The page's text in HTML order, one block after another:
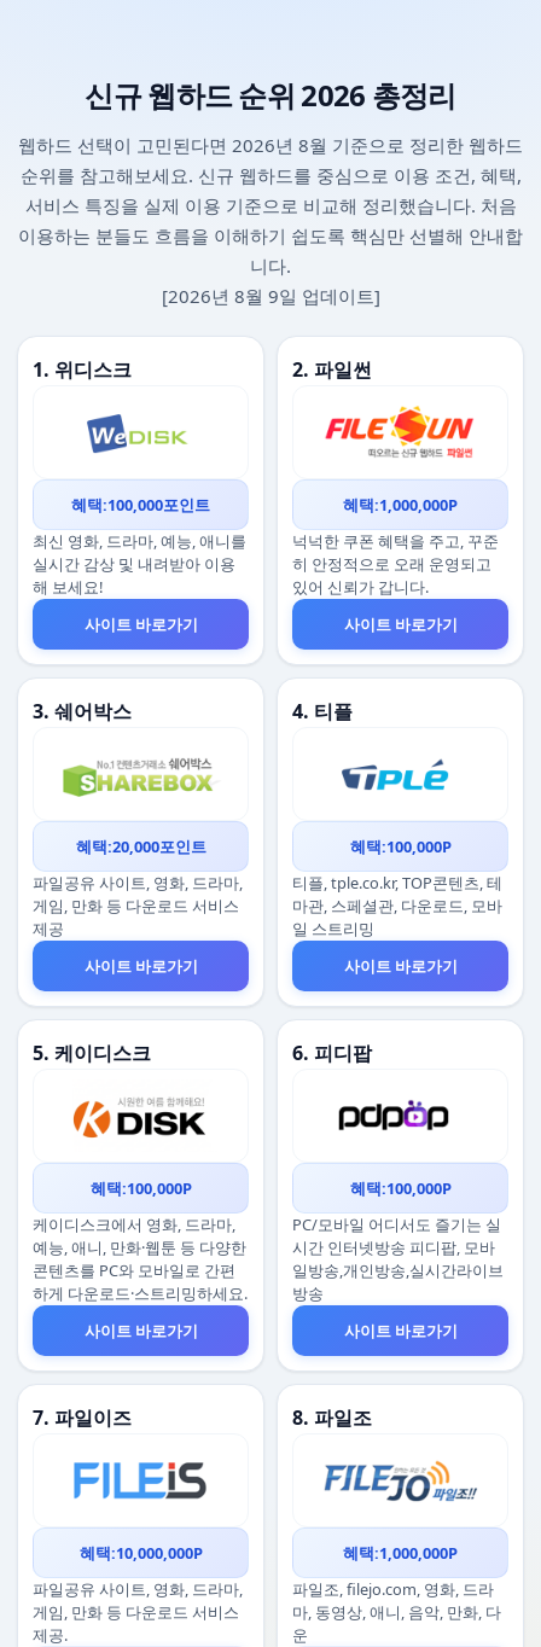
신규 웹하드 순위 2026 총정리
웹하드 선택이 고민된다면 2026년 8월 기준으로 정리한 웹하드
순위를 참고해보세요. 신규 웹하드를 중심으로 이용 조건, 혜택,
서비스 특징을 실제 이용 기준으로 비교해 정리했습니다. 처음
이용하는 분들도 흐름을 이해하기 쉽도록 핵심만 선별해 안내합
니다.
[2026년 8월 9일 업데이트]
1. 위디스크
혜택:100,000포인트
최신 영화, 드라마, 예능, 애니를
실시간 감상 및 내려받아 이용
해 보세요!
사이트 바로가기
2. 파일썬
혜택:1,000,000P
넉넉한 쿠폰 혜택을 주고, 꾸준
히 안정적으로 오래 운영되고
있어 신뢰가 갑니다.
사이트 바로가기
3. 쉐어박스
혜택:20,000포인트
파일공유 사이트, 영화, 드라마,
게임, 만화 등 다운로드 서비스
제공
사이트 바로가기
4. 티플
혜택:100,000P
티플, tple.co.kr, TOP콘텐츠, 테
마관, 스페셜관, 다운로드, 모바
일 스트리밍
사이트 바로가기
5. 케이디스크
혜택:100,000P
케이디스크에서 영화, 드라마,
예능, 애니, 만화·웹툰 등 다양한
콘텐츠를 PC와 모바일로 간편
하게 다운로드·스트리밍하세요.
사이트 바로가기
6. 피디팝
혜택:100,000P
PC/모바일 어디서도 즐기는 실
시간 인터넷방송 피디팝, 모바
일방송,개인방송,실시간라이브
방송
사이트 바로가기
7. 파일이즈
혜택:10,000,000P
파일공유 사이트, 영화, 드라마,
게임, 만화 등 다운로드 서비스
제공.
8. 파일조
혜택:1,000,000P
파일조, filejo.com, 영화, 드라
마, 동영상, 애니, 음악, 만화, 다
운